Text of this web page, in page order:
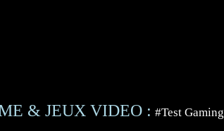
& JEUX VIDEO : #Test Gaming